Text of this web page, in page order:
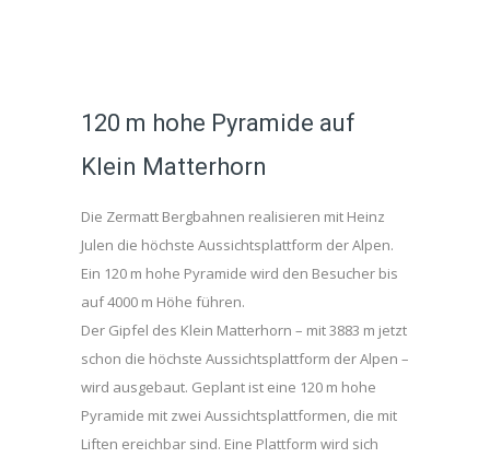
120 m hohe Pyramide auf
Klein Matterhorn
Die Zermatt Bergbahnen realisieren mit Heinz
Julen die höchste Aussichtsplattform der Alpen.
Ein 120 m hohe Pyramide wird den Besucher bis
auf 4000 m Höhe führen.
Der Gipfel des Klein Matterhorn – mit 3883 m jetzt
schon die höchste Aussichtsplattform der Alpen –
wird ausgebaut. Geplant ist eine 120 m hohe
Pyramide mit zwei Aussichtsplattformen, die mit
Liften ereichbar sind. Eine Plattform wird sich